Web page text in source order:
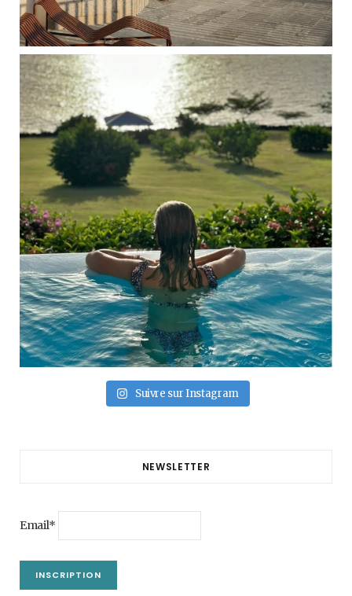
Suivre sur Instagram
NEWSLETTER
Email*